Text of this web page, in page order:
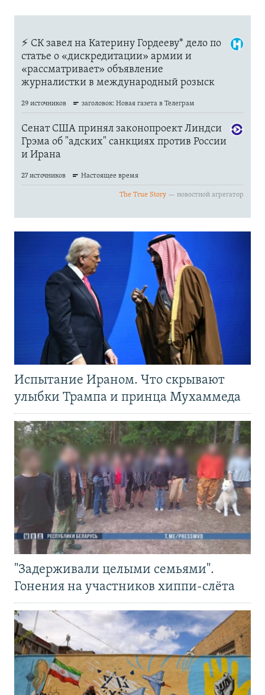
Испытание Ираном. Что скрывают
улыбки Трампа и принца Мухаммеда
"Задерживали целыми семьями".
Гонения на участников хиппи-слёта